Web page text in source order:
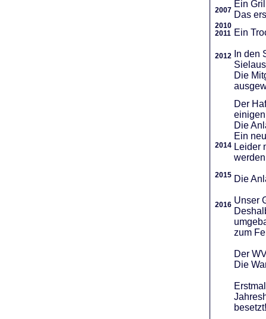
2007
2010
2011
2012
2014
2015
2016
Ein
Das
Ein
In den
Die
Der
Die
Ein
Leider
Die
Unser
zum
Der
Die
besetzt!